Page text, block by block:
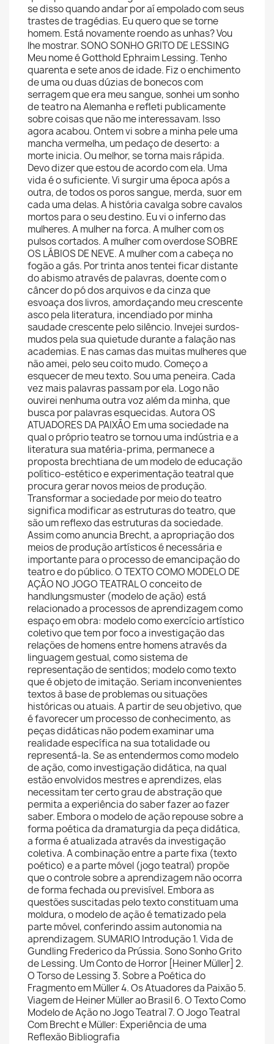
se disso quando andar por aí empolado com seus
trastes de tragédias. Eu quero que se torne
homem. Está novamente roendo as unhas? Vou
lhe mostrar. SONO SONHO GRITO DE LESSING
Meu nome é Gotthold Ephraim Lessing. Tenho
quarenta e sete anos de idade. Fiz o enchimento
de uma ou duas dúzias de bonecos com
serragem que era meu sangue, sonhei um sonho
de teatro na Alemanha e refleti publicamente
sobre coisas que não me interessavam. Isso
agora acabou. Ontem vi sobre a minha pele uma
mancha vermelha, um pedaço de deserto: a
morte inicia. Ou melhor, se torna mais rápida.
Devo dizer que estou de acordo com ela. Uma
vida é o suficiente. Vi surgir uma época após a
outra, de todos os poros sangue, merda, suor em
cada uma delas. A história cavalga sobre cavalos
mortos para o seu destino. Eu vi o inferno das
mulheres. A mulher na forca. A mulher com os
pulsos cortados. A mulher com overdose SOBRE
OS LÁBIOS DE NEVE. A mulher com a cabeça no
fogão a gás. Por trinta anos tentei ficar distante
do abismo através de palavras, doente com o
câncer do pó dos arquivos e da cinza que
esvoaça dos livros, amordaçando meu crescente
asco pela literatura, incendiado por minha
saudade crescente pelo silêncio. Invejei surdos-
mudos pela sua quietude durante a falação nas
academias. E nas camas das muitas mulheres que
não amei, pelo seu coito mudo. Começo a
esquecer de meu texto. Sou uma peneira. Cada
vez mais palavras passam por ela. Logo não
ouvirei nenhuma outra voz além da minha, que
busca por palavras esquecidas. Autora OS
ATUADORES DA PAIXÃO Em uma sociedade na
qual o próprio teatro se tornou uma indústria e a
literatura sua matéria-prima, permanece a
proposta brechtiana de um modelo de educação
político-estético e experimentação teatral que
procura gerar novos meios de produção.
Transformar a sociedade por meio do teatro
significa modificar as estruturas do teatro, que
são um reflexo das estruturas da sociedade.
Assim como anuncia Brecht, a apropriação dos
meios de produção artísticos é necessária e
importante para o processo de emancipação do
teatro e do público. O TEXTO COMO MODELO DE
AÇÃO NO JOGO TEATRAL O conceito de
handlungsmuster (modelo de ação) está
relacionado a processos de aprendizagem como
espaço em obra: modelo como exercício artístico
coletivo que tem por foco a investigação das
relações de homens entre homens através da
linguagem gestual, como sistema de
representação de sentidos; modelo como texto
que é objeto de imitação. Seriam inconvenientes
textos à base de problemas ou situações
históricas ou atuais. A partir de seu objetivo, que
é favorecer um processo de conhecimento, as
peças didáticas não podem examinar uma
realidade específica na sua totalidade ou
representá-la. Se as entendermos como modelo
de ação, como investigação didática, na qual
estão envolvidos mestres e aprendizes, elas
necessitam ter certo grau de abstração que
permita a experiência do saber fazer ao fazer
saber. Embora o modelo de ação repouse sobre a
forma poética da dramaturgia da peça didática,
a forma é atualizada através da investigação
coletiva. A combinação entre a parte fixa (texto
poético) e a parte móvel (jogo teatral) propõe
que o controle sobre a aprendizagem não ocorra
de forma fechada ou previsível. Embora as
questões suscitadas pelo texto constituam uma
moldura, o modelo de ação é tematizado pela
parte móvel, conferindo assim autonomia na
aprendizagem. SUMARIO Introdução 1. Vida de
Gundling Frederico da Prússia. Sono Sonho Grito
de Lessing. Um Conto de Horror [Heiner Müller] 2.
O Torso de Lessing 3. Sobre a Poética do
Fragmento em Müller 4. Os Atuadores da Paixão 5.
Viagem de Heiner Müller ao Brasil 6. O Texto Como
Modelo de Ação no Jogo Teatral 7. O Jogo Teatral
Com Brecht e Müller: Experiência de uma
Reflexão Bibliografia